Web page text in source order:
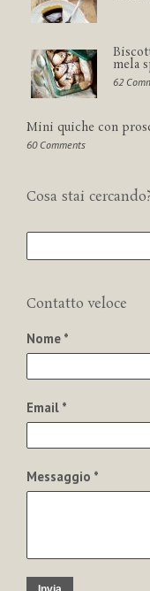
mela
62
Mini quiche con
60 Comments
Cosa stai
Contatto veloce
Nome *
Email *
Messaggio *